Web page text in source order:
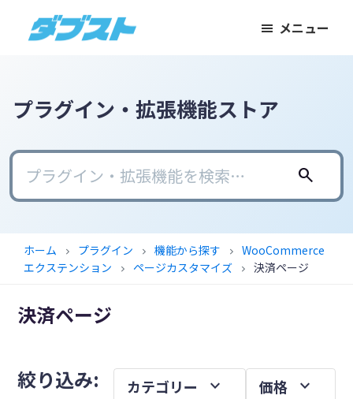
ン
に
バ
に
キ
プ
ト
の
モ
ー
ネ
に
武
を
メニュー
プラグイン・拡張機能ストア
search
ホーム chevron_right プラグイン chevron_right 機能から探す chevron_right
WooCommerce
エクステンション
chevron_right ページカスタマイズ chevron_right 決済ページ
決済ページ
メ
絞り込み: 価格 expand_more
カテゴリー expand_more